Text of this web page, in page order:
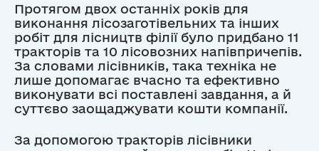
Протягом двох останніх років для
виконання лісозаготівельних та інших
робіт для лісництв філії було придбано 11
тракторів та 10 лісовозних напівпричепів.
За словами лісівників, така техніка не
лише допомагає вчасно та ефективно
виконувати всі поставлені завдання, а й
суттєво заощаджувати кошти компанії.
За допомогою тракторів лісівники